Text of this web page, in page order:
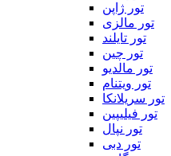
تور ژاپن
تور مالزی
تور تایلند
تور چین
تور مالدیو
تور ویتنام
تور سریلانکا
تور فیلیپین
تور نپال
تور دبی